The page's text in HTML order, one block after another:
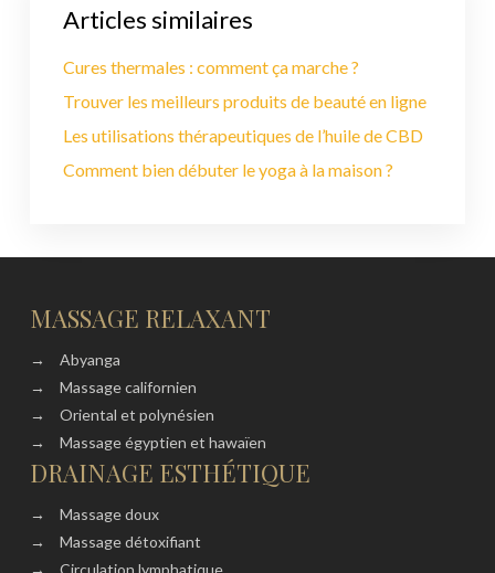
Articles similaires
Cures thermales : comment ça marche ?
Trouver les meilleurs produits de beauté en ligne
Les utilisations thérapeutiques de l’huile de CBD
Comment bien débuter le yoga à la maison ?
MASSAGE RELAXANT
→
Abyanga
→
Massage californien
→
Oriental et polynésien
→
Massage égyptien et hawaïen
DRAINAGE ESTHÉTIQUE
→
Massage doux
→
Massage détoxifiant
→
Circulation lymphatique